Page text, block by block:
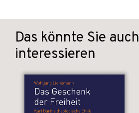
Das könnte Sie auch
interessieren